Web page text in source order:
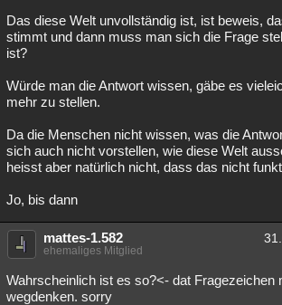
Das diese Welt unvollständig ist, ist beweis,
stimmt und dann muss man sich die Frage
ist?
Würde man die Antwort wissen, gäbe es
mehr zu stellen.
Da die Menschen nicht wissen, was die
sich auch nicht vorstellen, wie diese Welt
heisst aber natürlich nicht, dass das nicht
Jo, bis dann
mattes-1.582
ehemaliges Mitglied
Wahrscheinlich ist es so?<- dat Fragezeichen
wegdenken. sorry